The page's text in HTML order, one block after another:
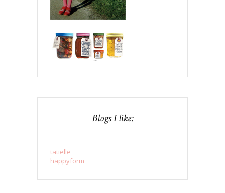
Blogs I like:
tatielle
happyform